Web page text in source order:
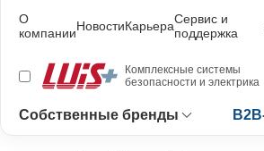
О
компанииНовостиКарьераСервис и
поддержка
Комплексные системы
безопасности и электрика
Собственные бренды